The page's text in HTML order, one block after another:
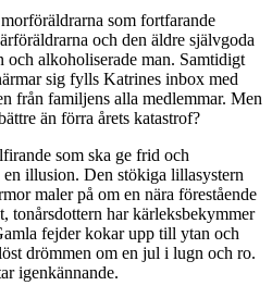
som fortfarande
och den äldre självgoda
och alkoholiserade man. Samtidigt
sig fylls Katrines inbox med
från familjens alla medlemmar. Men
än förra årets katastrof?
som ska ge frid och
illusion. Den stökiga lillasystern
maler på om en nära förestående
tonårsdottern har kärleksbekymmer
fejder kokar upp till ytan och
drömmen om en jul i lugn och ro.
igenkännande.